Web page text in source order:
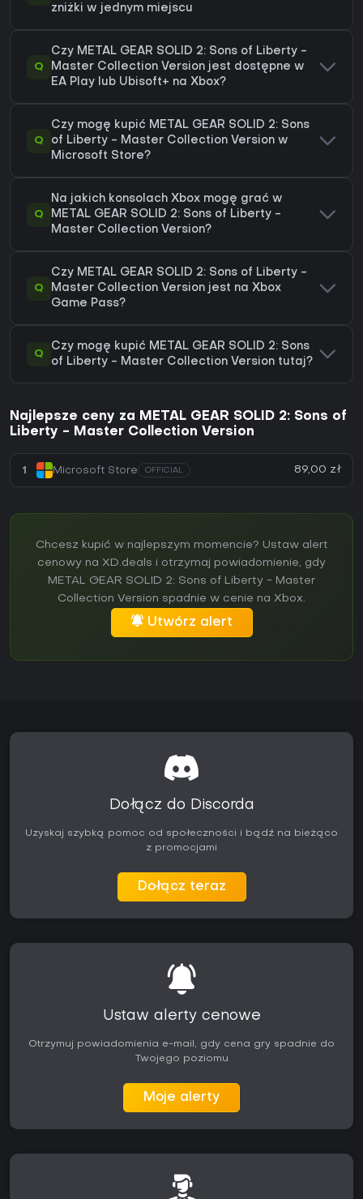
zniżki w jednym miejscu
Q
Czy METAL GEAR SOLID 2: Sons of Liberty -
Master Collection Version jest dostępne w
EA Play lub Ubisoft+ na Xbox?
Q
Czy mogę kupić METAL GEAR SOLID 2: Sons
of Liberty - Master Collection Version w
Microsoft Store?
Q
Na jakich konsolach Xbox mogę grać w
METAL GEAR SOLID 2: Sons of Liberty -
Master Collection Version?
Q
Czy METAL GEAR SOLID 2: Sons of Liberty -
Master Collection Version jest na Xbox
Game Pass?
Q
Czy mogę kupić METAL GEAR SOLID 2: Sons
of Liberty - Master Collection Version tutaj?
Najlepsze ceny za METAL GEAR SOLID 2: Sons of
Liberty - Master Collection Version
1 Microsoft Store OFFICIAL 89,00 zł
Chcesz kupić w najlepszym momencie? Ustaw alert
cenowy na XD.deals i otrzymaj powiadomienie, gdy
METAL GEAR SOLID 2: Sons of Liberty - Master
Collection Version spadnie w cenie na Xbox.
Utwórz alert
Dołącz do Discorda
Uzyskaj szybką pomoc od społeczności i bądź na bieżąco
z promocjami
Dołącz teraz
Ustaw alerty cenowe
Otrzymuj powiadomienia e-mail, gdy cena gry spadnie do
Twojego poziomu
Moje alerty